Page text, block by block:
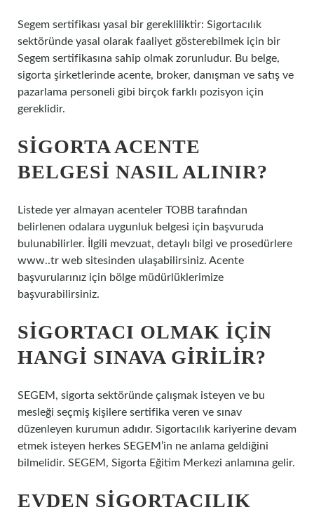
Segem sertifikası yasal bir gerekliliktir: Sigortacılık
sektöründe yasal olarak faaliyet gösterebilmek için bir
Segem sertifikasına sahip olmak zorunludur. Bu belge,
sigorta şirketlerinde acente, broker, danışman ve satış ve
pazarlama personeli gibi birçok farklı pozisyon için
gereklidir.
SIGORTA ACENTE
BELGESI NASIL ALINIR?
Listede yer almayan acenteler TOBB tarafından
belirlenen odalara uygunluk belgesi için başvuruda
bulunabilirler. İlgili mevzuat, detaylı bilgi ve prosedürlere
www..tr web sitesinden ulaşabilirsiniz. Acente
başvurularınız için bölge müdürlüklerimize
başvurabilirsiniz.
SIGORTACI OLMAK IÇIN
HANGI SINAVA GIRILIR?
SEGEM, sigorta sektöründe çalışmak isteyen ve bu
mesleği seçmiş kişilere sertifika veren ve sınav
düzenleyen kurumun adıdır. Sigortacılık kariyerine devam
etmek isteyen herkes SEGEM’in ne anlama geldiğini
bilmelidir. SEGEM, Sigorta Eğitim Merkezi anlamına gelir.
EVDEN SIGORTACILIK